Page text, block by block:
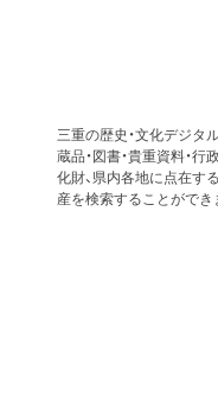
三重の歴史・文化デジタ
蔵品・図書・貴重資料・行
化財、県内各地に点在す
産を検索することができ